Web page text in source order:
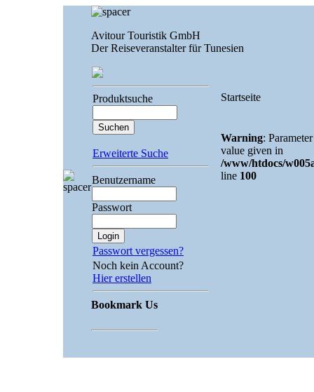
Avitour Touristik GmbH
Der Reiseveranstalter für Tunesien
Produktsuche
Erweiterte Suche
Benutzername
Passwort
Passwort vergessen?
Noch kein Account?
Hier erstellen
Bookmark Us
Startseite
Warning:
value given in
/www/htdocs/
line 100